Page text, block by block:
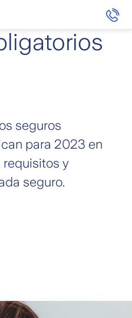
seguros
para 2023 en
requisitos y
seguro.